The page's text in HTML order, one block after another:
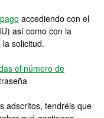
accediendo con el
así como con la
solicitud.
el número de
adscritos, tendréis que